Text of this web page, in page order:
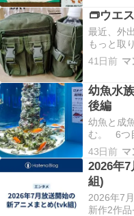
回は、プ
👝ウエ
最近、外
もっと取
ウエスト
ランニン
も買って
41日前
幼魚水
後編
幼魚と成
む。 6つ
少し特殊
混泳した
ョウチョ
ダイ、ホ
鮮…
43日前
2026年
組)
2026年7
新作2作